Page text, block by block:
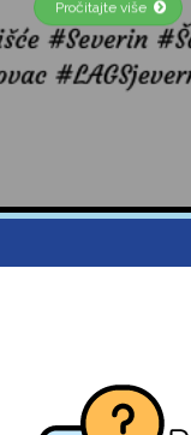
Pročitajte više